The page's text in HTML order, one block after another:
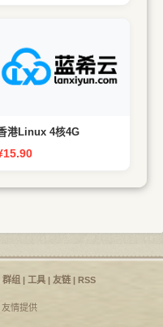
采用 AMD 7K62 和铂金
8272CL 高性能CPU
港Linux 4核4G
群组 | 工具 | 友链 | RSS
友情提供